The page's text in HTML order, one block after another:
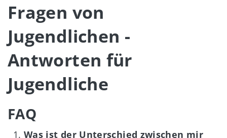
Fragen von
Jugendlichen -
Antworten für
Jugendliche
FAQ
Was ist der Unterschied zwischen mir